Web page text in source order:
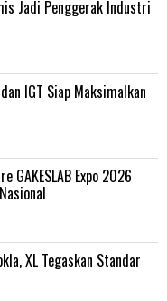
Jadi Penggerak Industri
IGT Siap Maksimalkan
GAKESLAB Expo 2026
XL Tegaskan Standar